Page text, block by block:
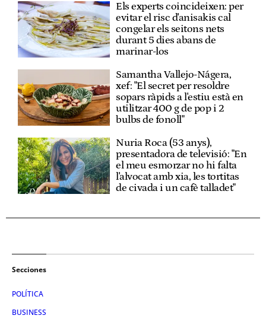
Els experts coincideixen: per
evitar el risc d'anisakis cal
congelar els seitons nets
durant 5 dies abans de
marinar-los
Samantha Vallejo-Nágera,
xef: "El secret per resoldre
sopars ràpids a l'estiu està en
utilitzar 400 g de pop i 2
bulbs de fonoll"
Nuria Roca (53 anys),
presentadora de televisió: "En
el meu esmorzar no hi falta
l'alvocat amb xia, les tortitas
de civada i un cafè talladet"
Secciones
POLÍTICA
BUSINESS